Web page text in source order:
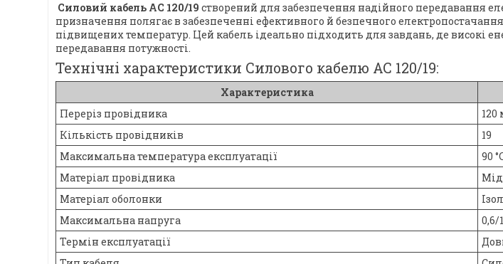
Силовий кабель АС 120/19 створений для забезпечення надійного передавання
призначення полягає в забезпеченні ефективного й безпечного
підвищених температур. Цей кабель ідеально підходить для завдань, де високі
передавання потужності.
Технічні характеристики Силового кабелю АС 120/19:
Характеристика
Переріз провідника
Кількість провідників
19
Максимальна температура експлуатації
90
Матеріал провідника
Матеріал оболонки
Максимальна напруга
0,6/
Термін експлуатації